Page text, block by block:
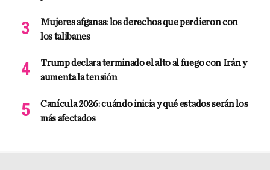
Mujeres afganas: los derechos que perdieron con
los talibanes
Trump declara terminado el alto al fuego con Irán y
aumenta la tensión
Canícula 2026: cuándo inicia y qué estados serán los
más afectados